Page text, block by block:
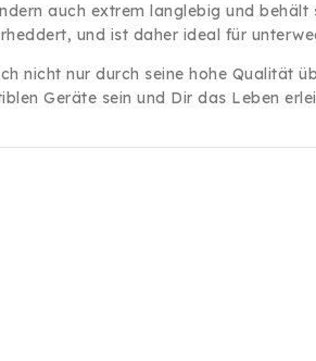
auch extrem langlebig und
und ist daher ideal für
nicht nur durch seine hohe Qualität
Geräte sein und Dir das Leben